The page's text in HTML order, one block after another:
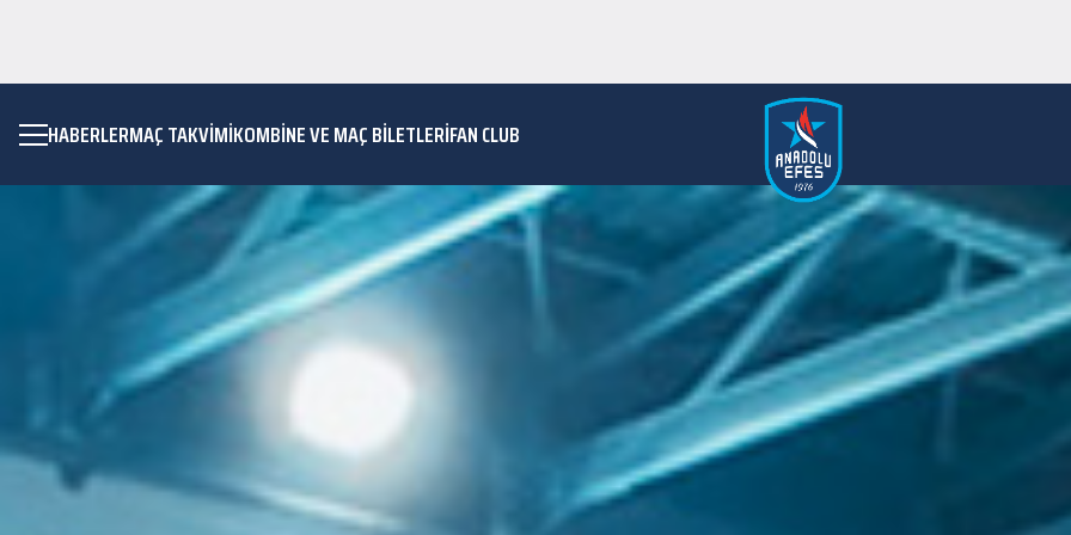
HABERLERMAÇ TAKVIMIKOMBİNE VE MAÇ BİLETLERİFAN CLUB